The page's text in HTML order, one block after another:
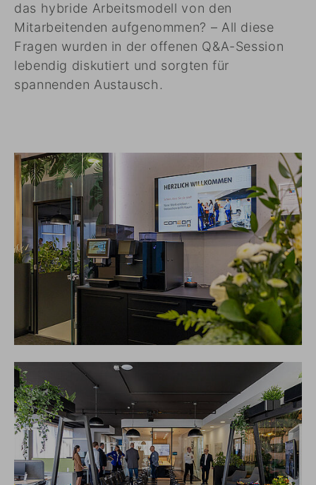
das hybride Arbeitsmodell von den
Mitarbeitenden aufgenommen? – All diese
Fragen wurden in der offenen Q&A-Session
lebendig diskutiert und sorgten für
spannenden Austausch.